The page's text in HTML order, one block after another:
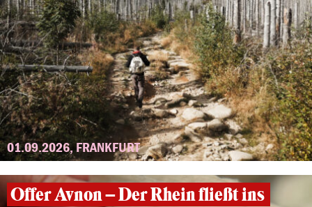
01.09.2026, FRANKFURT
Offer Avnon – Der Rhein fließt ins